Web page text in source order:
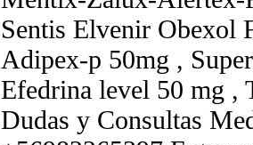
Sentis Elvenir Obexol
Adipex-p 50mg ,
Efedrina level 50 mg ,
Dudas y Consultas